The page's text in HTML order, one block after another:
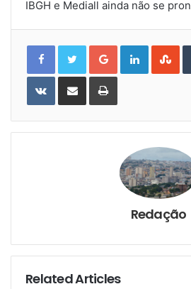
IBGH e Mediall ainda não se
Google+LinkedIn
VKontakteShare
Email
Print
Redação
Related Articles